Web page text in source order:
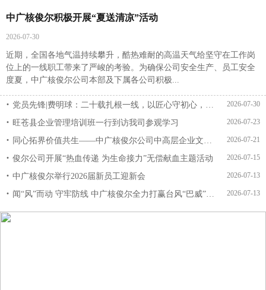
中广核俊尔积极开展“夏送清凉”活动
2026-07-30
近期，全国各地气温持续攀升，酷热难耐的高温天气给坚守在工作岗
位上的一线职工带来了严峻的考验。为确保公司安全生产、员工安全
度夏，中广核俊尔公司本部及下属各公司积极...
党员先锋|费明球：二十载扎根一线，以匠心守初心，以实干践使命 2026-07-30
旺苍县企业管理培训班一行到访我司参观学习 2026-07-23
同心拓界价值共生——中广核俊尔公司中高层企业文化拓展活动圆满举行 2026-07-21
俊尔公司开展“热血传递 为生命接力”无偿献血主题活动 2026-07-15
中广核俊尔举行2026届新员工迎新会 2026-07-13
闻“风”而动 守牢防线 中广核俊尔全力打赢台风“巴威”防御攻坚战 2026-07-13